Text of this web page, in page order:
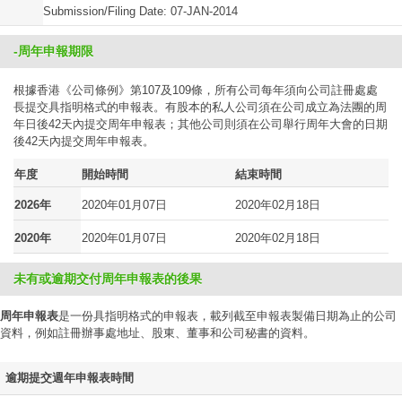
Submission/Filing Date: 07-JAN-2014
-周年申報期限
根據香港《公司條例》第107及109條，所有公司每年須向公司註冊處處
長提交具指明格式的申報表。有股本的私人公司須在公司成立為法團的周
年日後42天內提交周年申報表；其他公司則須在公司舉行周年大會的日期
後42天內提交周年申報表。
年度 開始時間 結束時間
2026年 2020年01月07日 2020年02月18日
2020年 2020年01月07日 2020年02月18日
未有或逾期交付周年申報表的後果
周年申報表是一份具指明格式的申報表，載列截至申報表製備日期為止的公司
資料，例如註冊辦事處地址、股東、董事和公司秘書的資料。
逾期提交週年申報表時間